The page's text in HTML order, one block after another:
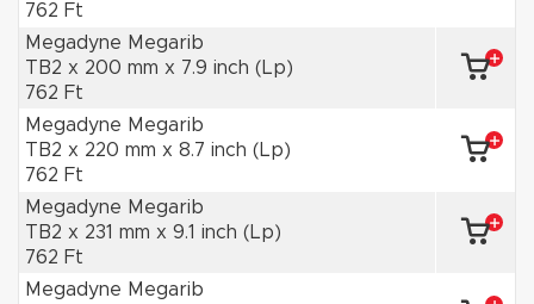
762 Ft
Megadyne Megarib
TB2 x 200 mm x 7.9 inch (Lp)
762 Ft
Megadyne Megarib
TB2 x 220 mm x 8.7 inch (Lp)
762 Ft
Megadyne Megarib
TB2 x 231 mm x 9.1 inch (Lp)
762 Ft
Megadyne Megarib